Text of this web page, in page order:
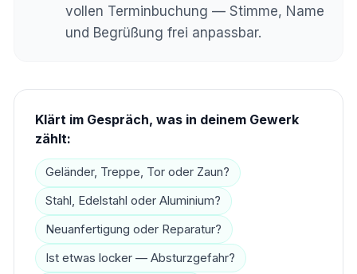
vollen Terminbuchung — Stimme, Name
und Begrüßung frei anpassbar.
Klärt im Gespräch, was in deinem Gewerk
zählt:
Geländer, Treppe, Tor oder Zaun?
Stahl, Edelstahl oder Aluminium?
Neuanfertigung oder Reparatur?
Ist etwas locker — Absturzgefahr?